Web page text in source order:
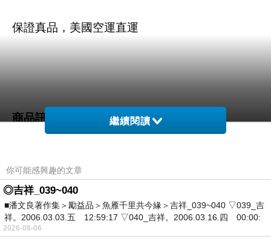
保證真品，美國空運直運
商品訊息描述
A&F Abercrombie & Fitch經典麋鹿刺繡polo衫-
深藍
繼續閱讀
你可能感興趣的文章
◎吉祥_039~040
■潘文良著作集＞勵益品＞魚雁千里共今緣＞吉祥_039~040 ▽039_吉
祥。2006.03.03.五 12:59:17 ▽040_吉祥。2006.03.16.四 00:00:
2026-08-06